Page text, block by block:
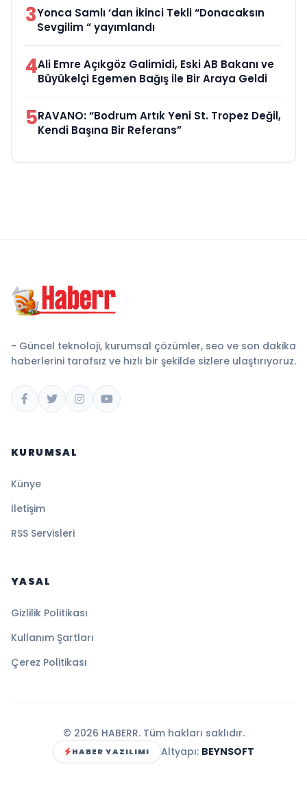
3Yonca Samlı ‘dan İkinci Tekli “Donacaksın
Sevgilim “ yayımlandı
4Ali Emre Açıkgöz Galimidi, Eski AB Bakanı ve
Büyükelçi Egemen Bağış ile Bir Araya Geldi
5RAVANO: “Bodrum Artık Yeni St. Tropez Değil,
Kendi Başına Bir Referans”
- Güncel teknoloji, kurumsal çözümler, seo ve son dakika
haberlerini tarafsız ve hızlı bir şekilde sizlere ulaştırıyoruz.
KURUMSAL
Künye
İletişim
RSS Servisleri
YASAL
Gizlilik Politikası
Kullanım Şartları
Çerez Politikası
© 2026 HABERR. Tüm hakları saklıdır.
HABER YAZILIMI Altyapı: BEYNSOFT